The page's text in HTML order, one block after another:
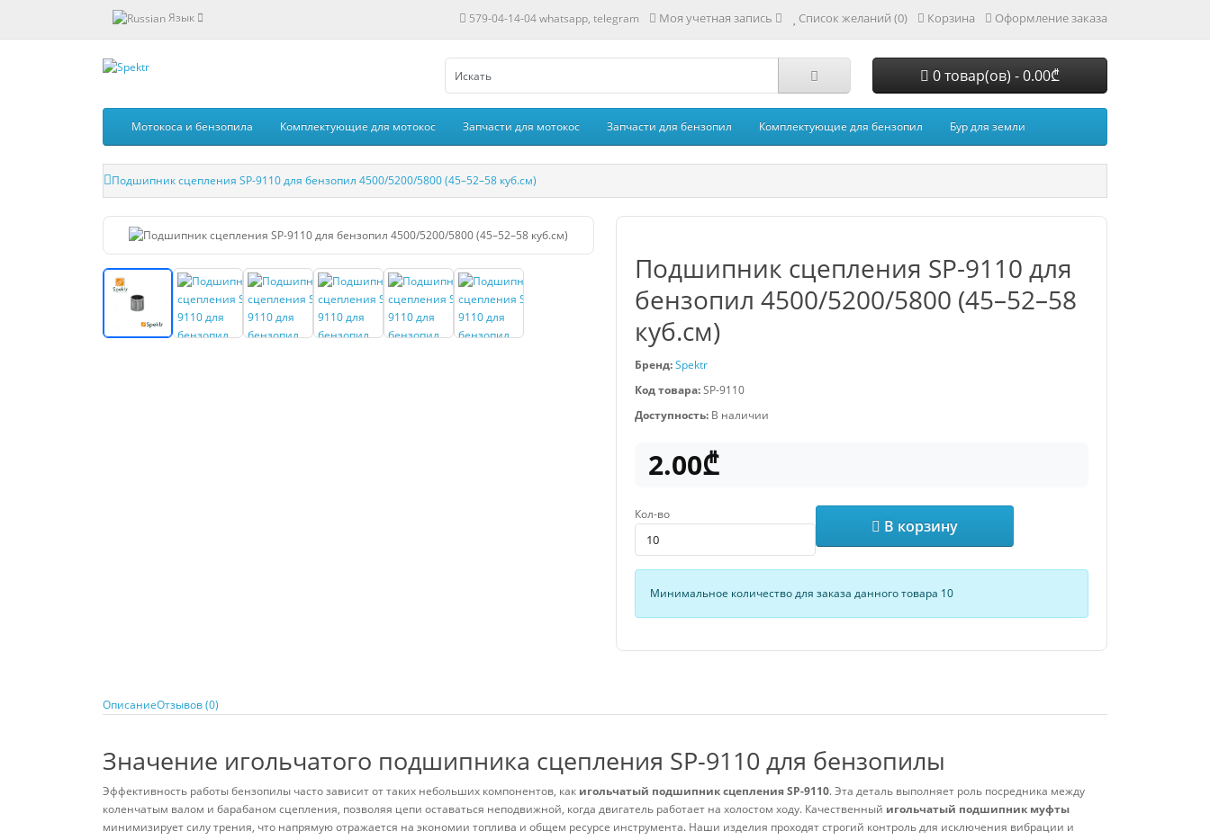
Язык 579-04-14-04 whatsapp, telegram Моя учетная запись Список желаний (0) Корзина Оформление заказа
0 товар(ов) - 0.00₾
Мотокоса и бензопила Комплектующие для мотокос Запчасти для мотокос Запчасти для бензопил Комплектующие для бензопил Бур для земли
Подшипник сцепления SP-9110 для бензопил 4500/5200/5800 (45–52–58 куб.см)
Подшипник сцепления SP-9110 для
бензопил 4500/5200/5800 (45–52–58
куб.см)
Бренд:Spektr
Код товара:SP-9110
Доступность: В наличии
2.00₾
Кол-во
В корзину
Минимальное количество для заказа данного товара 10
ОписаниеОтзывов (0)
Значение игольчатого подшипника сцепления SP-9110 для бензопилы
Эффективность работы бензопилы часто зависит от таких небольших компонентов, как игольчатый подшипник сцепления SP-9110. Эта деталь выполняет роль посредника между
коленчатым валом и барабаном сцепления, позволяя цепи оставаться неподвижной, когда двигатель работает на холостом ходу. Качественный игольчатый подшипник муфты
минимизирует силу трения, что напрямую отражается на экономии топлива и общем ресурсе инструмента. Наши изделия проходят строгий контроль для исключения вибрации и